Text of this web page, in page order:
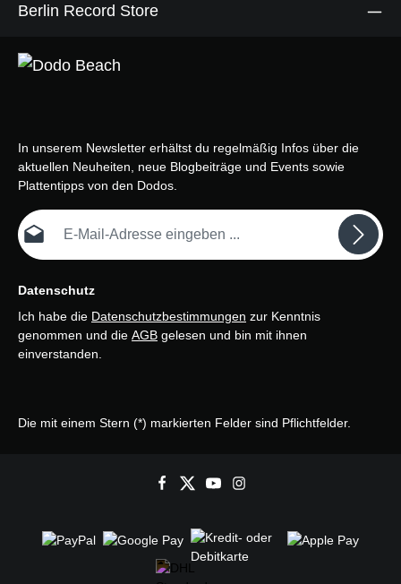
Berlin Record Store
In unserem Newsletter erhältst du regelmäßig Infos über die
aktuellen Neuheiten, neue Blogbeiträge und Events sowie
Plattentipps von den Dodos.
E-Mail-Adresse*
Datenschutz
Ich habe die Datenschutzbestimmungen zur Kenntnis
genommen und die AGB gelesen und bin mit ihnen
einverstanden.
Die mit einem Stern (*) markierten Felder sind Pflichtfelder.